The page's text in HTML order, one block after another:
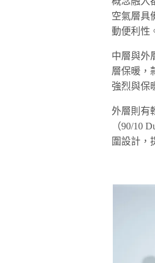
空氣層具
動便利性
中層與外
層保暖，
強烈與保
外層則有
（90/10
圍設計，